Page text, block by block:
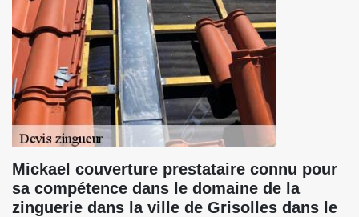
Mickael couverture prestataire connu pour
sa compétence dans le domaine de la
zinguerie dans la ville de Grisolles dans le